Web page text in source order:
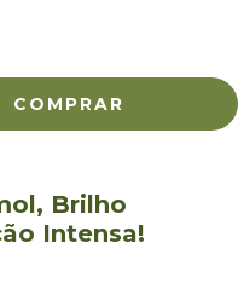
Brilho
Intensa!